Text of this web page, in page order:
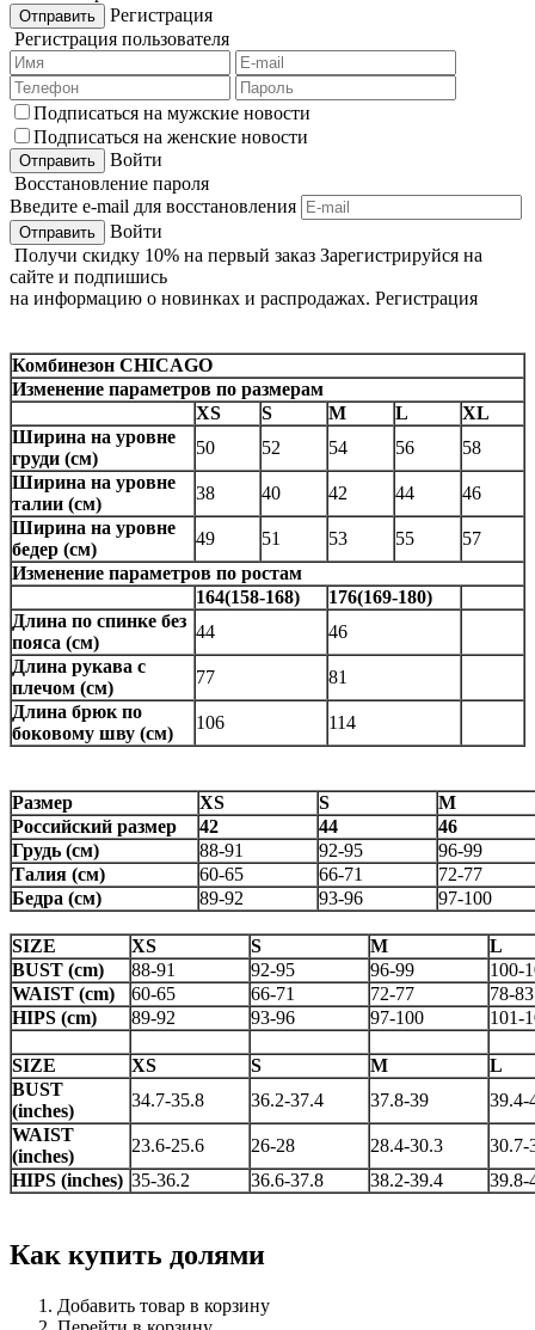
Регистрация
Регистрация пользователя
Подписаться на мужские новости
Подписаться на женские новости
Войти
Восстановление пароля
Введите e-mail для восстановления
Войти
Получи скидку 10% на первый заказ Зарегистрируйся на
сайте и подпишись
на информацию о новинках и распродажах. Регистрация
Комбинезон CHICAGO
Изменение параметров по размерам
XS
S M L
XL
Ширина на уровне
груди (см)
50 52 54 56
58
Ширина на уровне
талии (см)
38 40 42 44
46
Ширина на уровне
бедер (см)
49 51 53 55
57
Изменение параметров по ростам
164(158-168)
176(169-180)
Длина по спинке без
пояса (см)
44
46
Длина рукава c
плечом (см)
77
81
Длина брюк по
боковому шву (см)
106 114
Размер XS S
M
Российский размер
42 44
46
Грудь (см)
88-91 92-95
96-99
Талия (см)
60-65 66-71
72-77
Бедра (см)
89-92 93-96 97-100
SIZE XS S M
L
BUST (cm)
88-91 92-95 96-99
100-
WAIST (cm)
60-65 66-71 72-77
78-83
HIPS (cm)
89-92 93-96 97-100 101-
SIZE XS S M
L
BUST
(inches)
34.7-35.8 36.2-37.4 37.8-39
39.4-
WAIST
(inches)
23.6-25.6 26-28 28.4-30.3
30.7-
HIPS (inches) 35-36.2 36.6-37.8 38.2-39.4 39.8-
Как купить долями
Добавить товар в корзину